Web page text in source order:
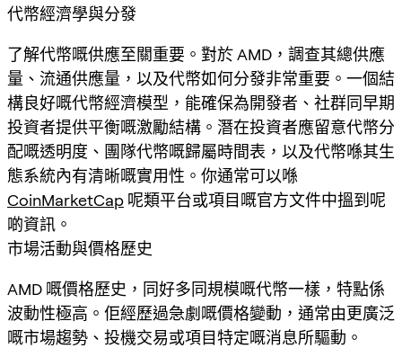
代幣經濟學與分發
了解代幣嘅供應至關重要。對於 AMD，調查其總供應
量、流通供應量，以及代幣如何分發非常重要。一個結
構良好嘅代幣經濟模型，能確保為開發者、社群同早期
投資者提供平衡嘅激勵結構。潛在投資者應留意代幣分
配嘅透明度、團隊代幣嘅歸屬時間表，以及代幣喺其生
態系統內有清晰嘅實用性。你通常可以喺
CoinMarketCap 呢類平台或項目嘅官方文件中搵到呢
啲資訊。
市場活動與價格歷史
AMD 嘅價格歷史，同好多同規模嘅代幣一樣，特點係
波動性極高。佢經歷過急劇嘅價格變動，通常由更廣泛
嘅市場趨勢、投機交易或項目特定嘅消息所驅動。